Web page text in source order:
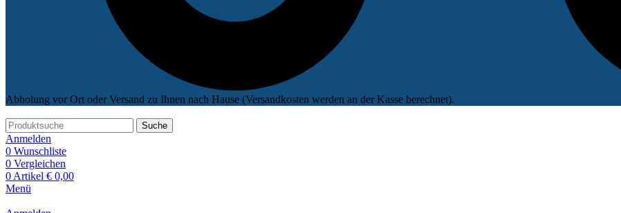
Abholung vor Ort oder Versand zu Ihnen nach Hause (Versandkosten werden an der Kasse berechnet).
Suche
Anmelden
0 Wunschliste
0 Vergleichen
0 Artikel € 0,00
Menü